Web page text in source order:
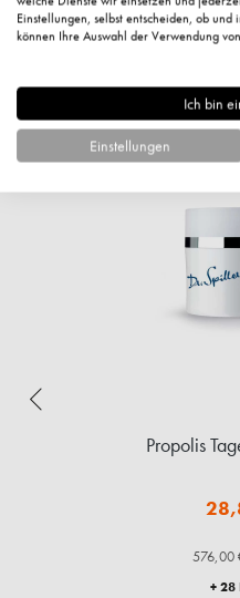
Propolis
576,00
+ 28
Einstellungen, selbst entscheiden, ob
können Ihre Auswahl der Verwendung
Ich bin
Einstellungen